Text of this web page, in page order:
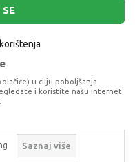
u cilju poboljšanja
i koristite našu Internet
Saznaj više